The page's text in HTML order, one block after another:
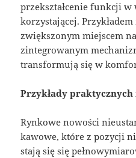
przekształcenie funkcji w
korzystającej. Przykładem
zwiększonym miejscem
zintegrowanym
transformują się w
Przykłady
Rynkowe nowości
kawowe, które z pozycji
stają się się